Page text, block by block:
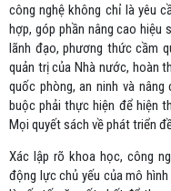
công nghệ không chỉ là yêu
hợp, góp phần nâng cao
lãnh đạo, phương thức cầm
quản trị của Nhà nước, hoàn
quốc phòng, an ninh và
buộc phải thực hiện để hiện
Mọi quyết sách về phát triển
Xác lập rõ khoa học, công
động lực chủ yếu của mô